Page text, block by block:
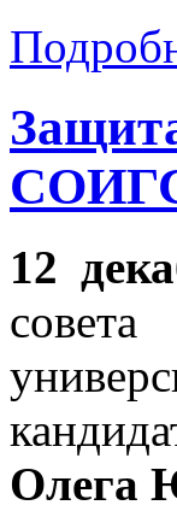
12
Олега